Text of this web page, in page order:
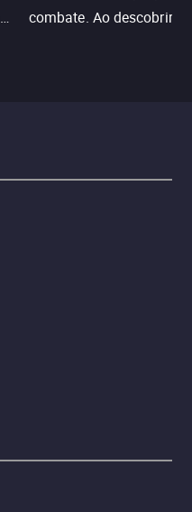
combate. Ao descobrir a